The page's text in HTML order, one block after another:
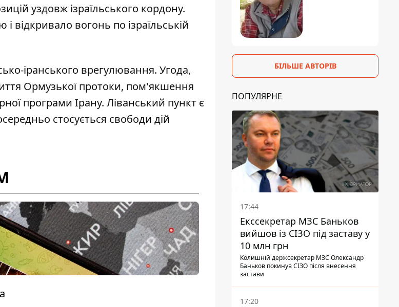
уздовж ізраїльського кордону.
відкривало вогонь по ізраїльській
іранського врегулювання. Угода,
Ормузької протоки, пом'якшення
програми Ірану. Ліванський пункт є
стосується свободи дій
БІЛЬШЕ АВТОРІВ
ПОПУЛЯРНЕ
17:44
Екссекретар МЗС Баньков
вийшов із СІЗО під заставу у
10 млн грн
Колишній держсекретар МЗС Олександр
Баньков покинув СІЗО після внесення
застави
17:20